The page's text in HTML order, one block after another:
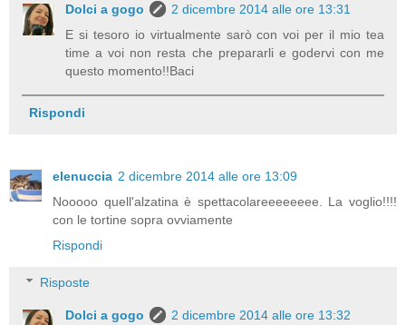
Dolci a gogo
2 dicembre 2014 alle ore 13:31
E si tesoro io virtualmente sarò con voi per il mio tea
time a voi non resta che prepararli e godervi con me
questo momento!!Baci
Rispondi
elenuccia 2 dicembre 2014 alle ore 13:09
Nooooo quell'alzatina è spettacolareeeeeeee. La voglio!!!!
con le tortine sopra ovviamente
Rispondi
Risposte
Dolci a gogo
2 dicembre 2014 alle ore 13:32